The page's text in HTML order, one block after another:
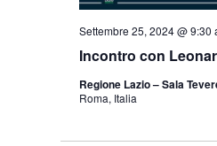
Incontro con
Settembre 25, 2024 @ 9:30
Regione Lazio – Sala
Roma, Italia